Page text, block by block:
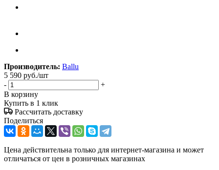
Производитель: Ballu
5 590 руб./шт
-
+
В корзину
Купить в 1 клик
Рассчитать доставку
Поделиться
Цена действительна только для интернет-магазина и может
отличаться от цен в розничных магазинах